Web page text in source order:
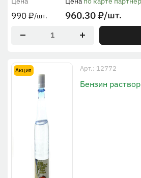
990₽/шт. 960.30₽/шт.
Акция Арт.: 12772
Бензин